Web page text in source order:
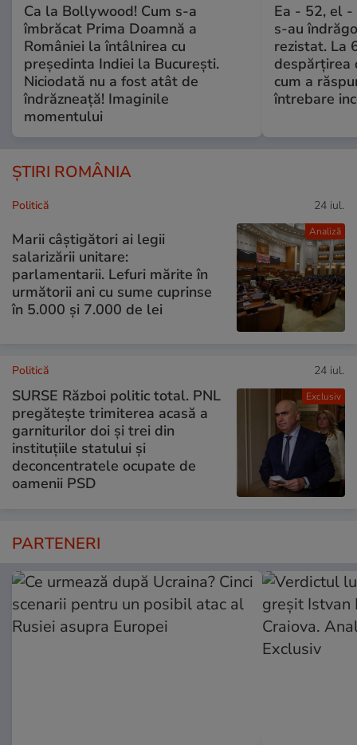
Ca la Bollywood! Cum s-a
îmbrăcat Prima Doamnă a
României la întâlnirea cu
președinta Indiei la București.
Niciodată nu a fost atât de
îndrăzneață! Imaginile
momentului
Ea - 52, el -
s-au
rezistat. La
despărțirea
cum a
întrebare
ȘTIRI ROMÂNIA
Analiză
Politică 24 iul.
Marii câștigători ai legii
salarizării unitare:
parlamentarii. Lefuri mărite în
următorii ani cu sume cuprinse
în 5.000 și 7.000 de lei
Exclusiv
Politică 24 iul.
SURSE Război politic total. PNL
pregătește trimiterea acasă a
garniturilor doi și trei din
instituțiile statului și
deconcentratele ocupate de
oamenii PSD
PARTENERI